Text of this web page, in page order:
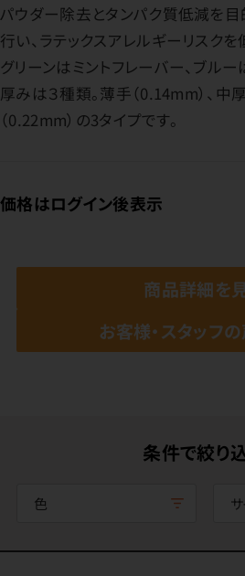
パウダー除去とタンパク質低減を
行い、ラテックスアレルギーリスクを
グリーンはミントフレーバー、ブルー
厚みは３種類。薄手（0.14mm）、中
（0.22mm）の3タイプです。
価格はログイン後表示
商品詳細を
お客様・スタッフ
条件で絞り
色